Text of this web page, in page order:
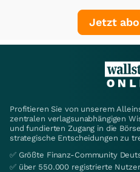
Jetzt
Profitieren Sie von unserem
zentralen verlagsunabhängigen
und fundierten Zugang in die
strategische Entscheidungen zu
✅ Größte Finanz-Community
✅ über 550.000 registrierte Nutzer